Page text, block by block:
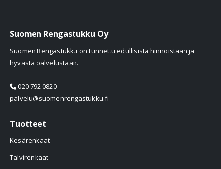
Suomen Rengastukku Oy
Suomen Rengastukku on tunnettu edullisista hinnoistaan ja
hyvästä palvelustaan.
020 792 0820
palvelu@suomenrengastukku.fi
Tuotteet
Kesärenkaat
Talvirenkaat